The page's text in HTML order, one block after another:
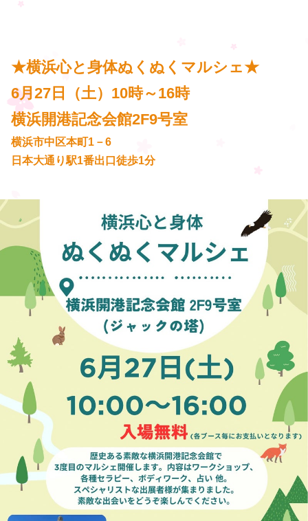
★横浜心と身体ぬくぬくマルシェ★
6月27日（土）10時～16時
横浜開港記念会館2F9号室
横浜市中区本町1－6
日本大通り駅1番出口徒歩1分